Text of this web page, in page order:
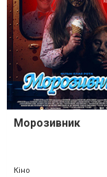
Морозивник
Кіно